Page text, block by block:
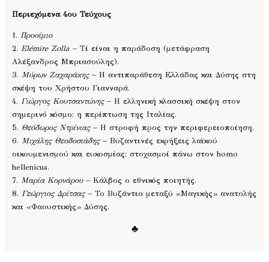
Περιεχόμενα 4ου Τεύχους
1. Προοίμιο
2. Elémire Zolla – Τί είναι η παράδοση (μετάφραση
Αλέξανδρος Μπριασούλης).
3. Μύρων Ζαχαράκης– Η αντιπαράθεση Ελλάδας και Δύσης στη
σκέψη του Χρήστου Γιανναρά.
4. Γιώργος Κουτσαντώνης– Η ελληνική κλασσική σκέψη στον
σημερινό κόσμο: η περίπτωση της Ιταλίας.
5. Θεόδωρος Ντρίνιας– Η στροφή προς την περιφερειοποίηση.
6. Μιχάλης Θεοδοσιάδης– Βυζαντινές εκρήξεις λαϊκού
οικουμενισμού και ευκοσμίας: στοχασμοί πάνω στον homo
hellenicus.
7. Μαρία Κορνάρου– Κάλβος ο εθνικός ποιητής.
8. Γεώργιος Δρίτσας– Το Βυζάντιο μεταξύ «Μαγικής» ανατολής
και «Φαουστικής» Δύσης.
♣